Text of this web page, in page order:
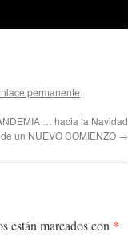
permanente.
… hacia la Navidad
de un NUEVO COMIENZO →
están marcados con *